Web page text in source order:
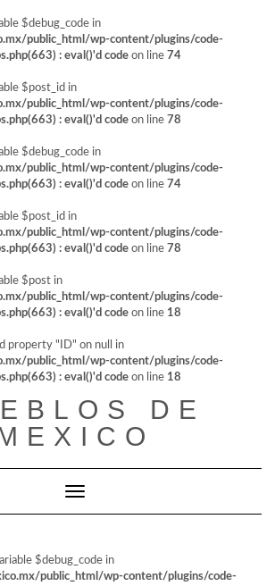
$debug_code in
public_html/wp-content/plugins/code-
: eval()'d code on line 74
$post_id in
public_html/wp-content/plugins/code-
: eval()'d code on line 78
$debug_code in
public_html/wp-content/plugins/code-
: eval()'d code on line 74
$post_id in
public_html/wp-content/plugins/code-
: eval()'d code on line 78
$post in
public_html/wp-content/plugins/code-
: eval()'d code on line 18
property "ID" on null in
public_html/wp-content/plugins/code-
: eval()'d code on line 18
DE
Cambiar modo de navegación
$debug_code in
public_html/wp-content/plugins/code-